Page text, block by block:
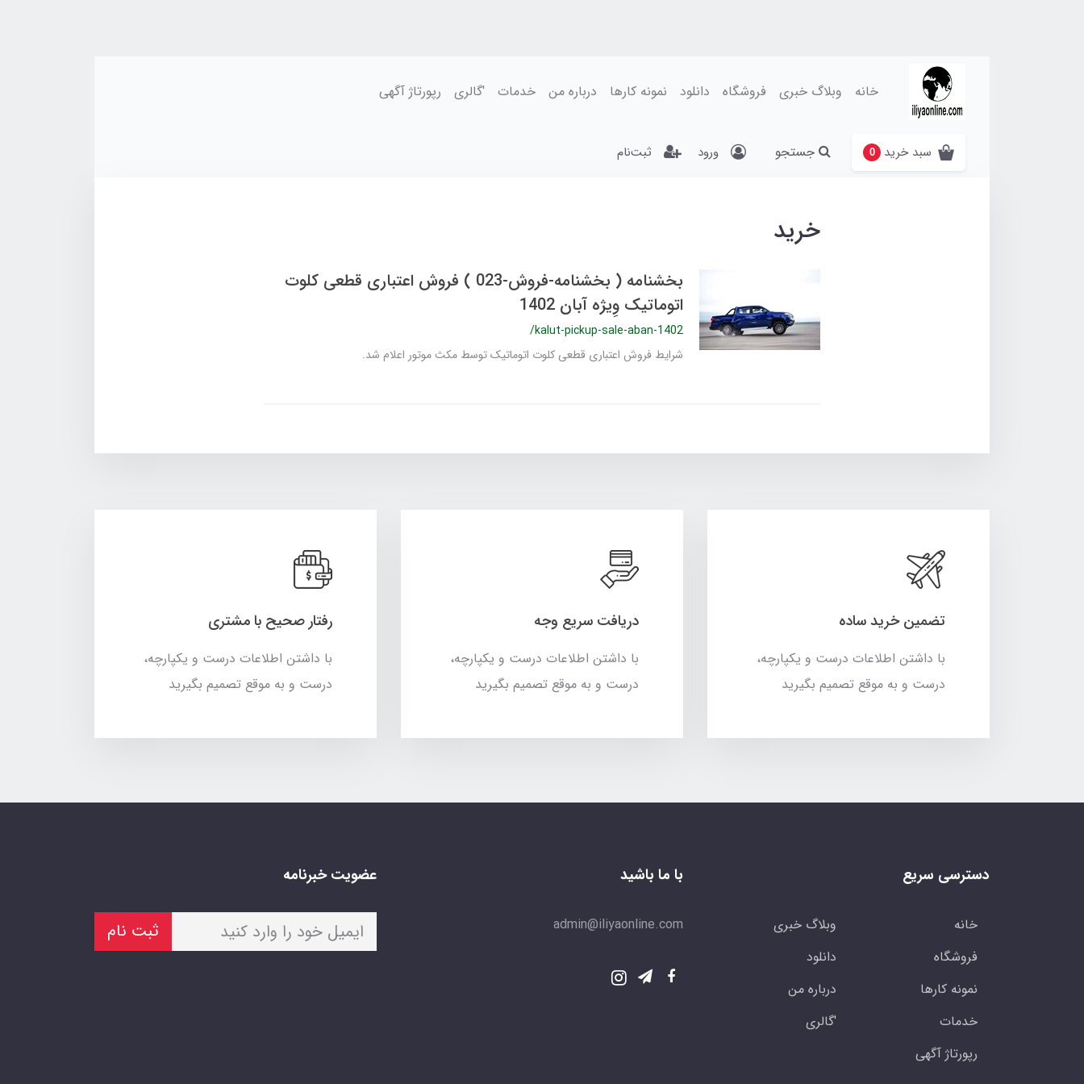
خانه وبلاگ خبری فروشگاه دانلود نمونه کارها درباره من خدمات 'گالری رپورتاژ آگهی
سبد خرید 0 جستجو ورود ثبت‌نام
خرید
بخشنامه ( بخشنامه-فروش-023 ) فروش اعتباری قطعی کلوت
اتوماتیک وِیژه آبان 1402
/kalut-pickup-sale-aban-1402
شرایط فروش اعتباری قطعی کلوت اتوماتیک توسط مکث موتور اعلام شد.
تضمین خرید ساده
با داشتن اطلاعات درست و یکپارچه،
درست و به موقع تصمیم بگیرید
دریافت سریع وجه
با داشتن اطلاعات درست و یکپارچه،
درست و به موقع تصمیم بگیرید
رفتار صحیح با مشتری
با داشتن اطلاعات درست و یکپارچه،
درست و به موقع تصمیم بگیرید
دسترسی سریع
خانه
وبلاگ خبری
فروشگاه
دانلود
نمونه کارها
درباره من
خدمات
'گالری
رپورتاژ آگهی
با ما باشید
admin@iliyaonline.com
عضویت خبرنامه
ثبت نام